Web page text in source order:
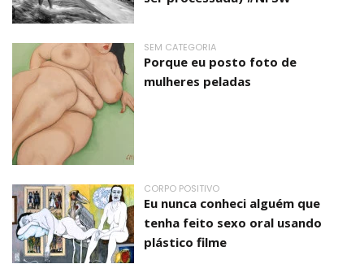
SEM CATEGORIA
Porque eu posto foto de
mulheres peladas
CORPO POSITIVO
Eu nunca conheci alguém que
tenha feito sexo oral usando
plástico filme